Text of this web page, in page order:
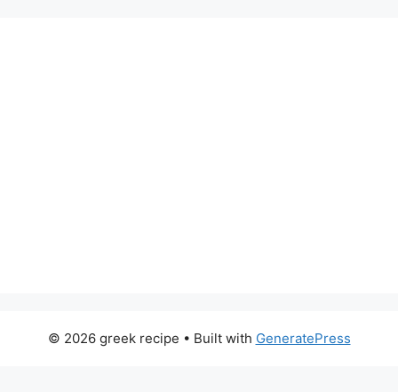
© 2026 greek recipe • Built with GeneratePress